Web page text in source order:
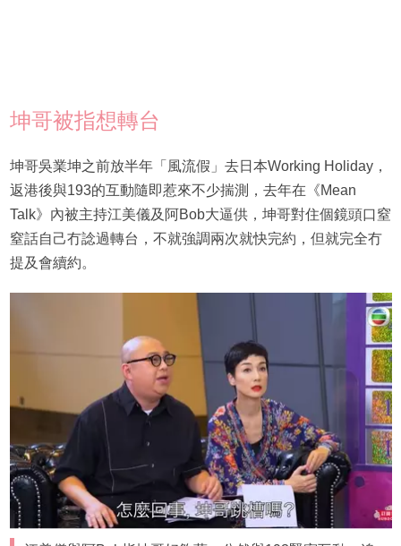
坤哥被指想轉台
坤哥吳業坤之前放半年「風流假」去日本Working Holiday，
返港後與193的互動隨即惹來不少揣測，去年在《Mean
Talk》內被主持江美儀及阿Bob大逼供，坤哥對住個鏡頭口窒
窒話自己冇諗過轉台，不就強調兩次就快完約，但就完全冇
提及會續約。